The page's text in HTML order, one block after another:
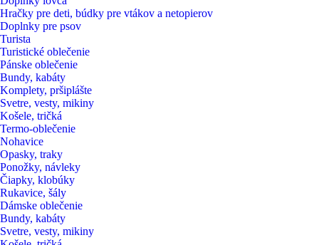
Hračky pre deti, búdky pre vtákov a netopierov
Doplnky pre psov
Turista
Turistické oblečenie
Pánske oblečenie
Bundy, kabáty
Komplety, pršiplášte
Svetre, vesty, mikiny
Košele, tričká
Termo-oblečenie
Nohavice
Opasky, traky
Ponožky, návleky
Čiapky, klobúky
Rukavice, šály
Dámske oblečenie
Bundy, kabáty
Svetre, vesty, mikiny